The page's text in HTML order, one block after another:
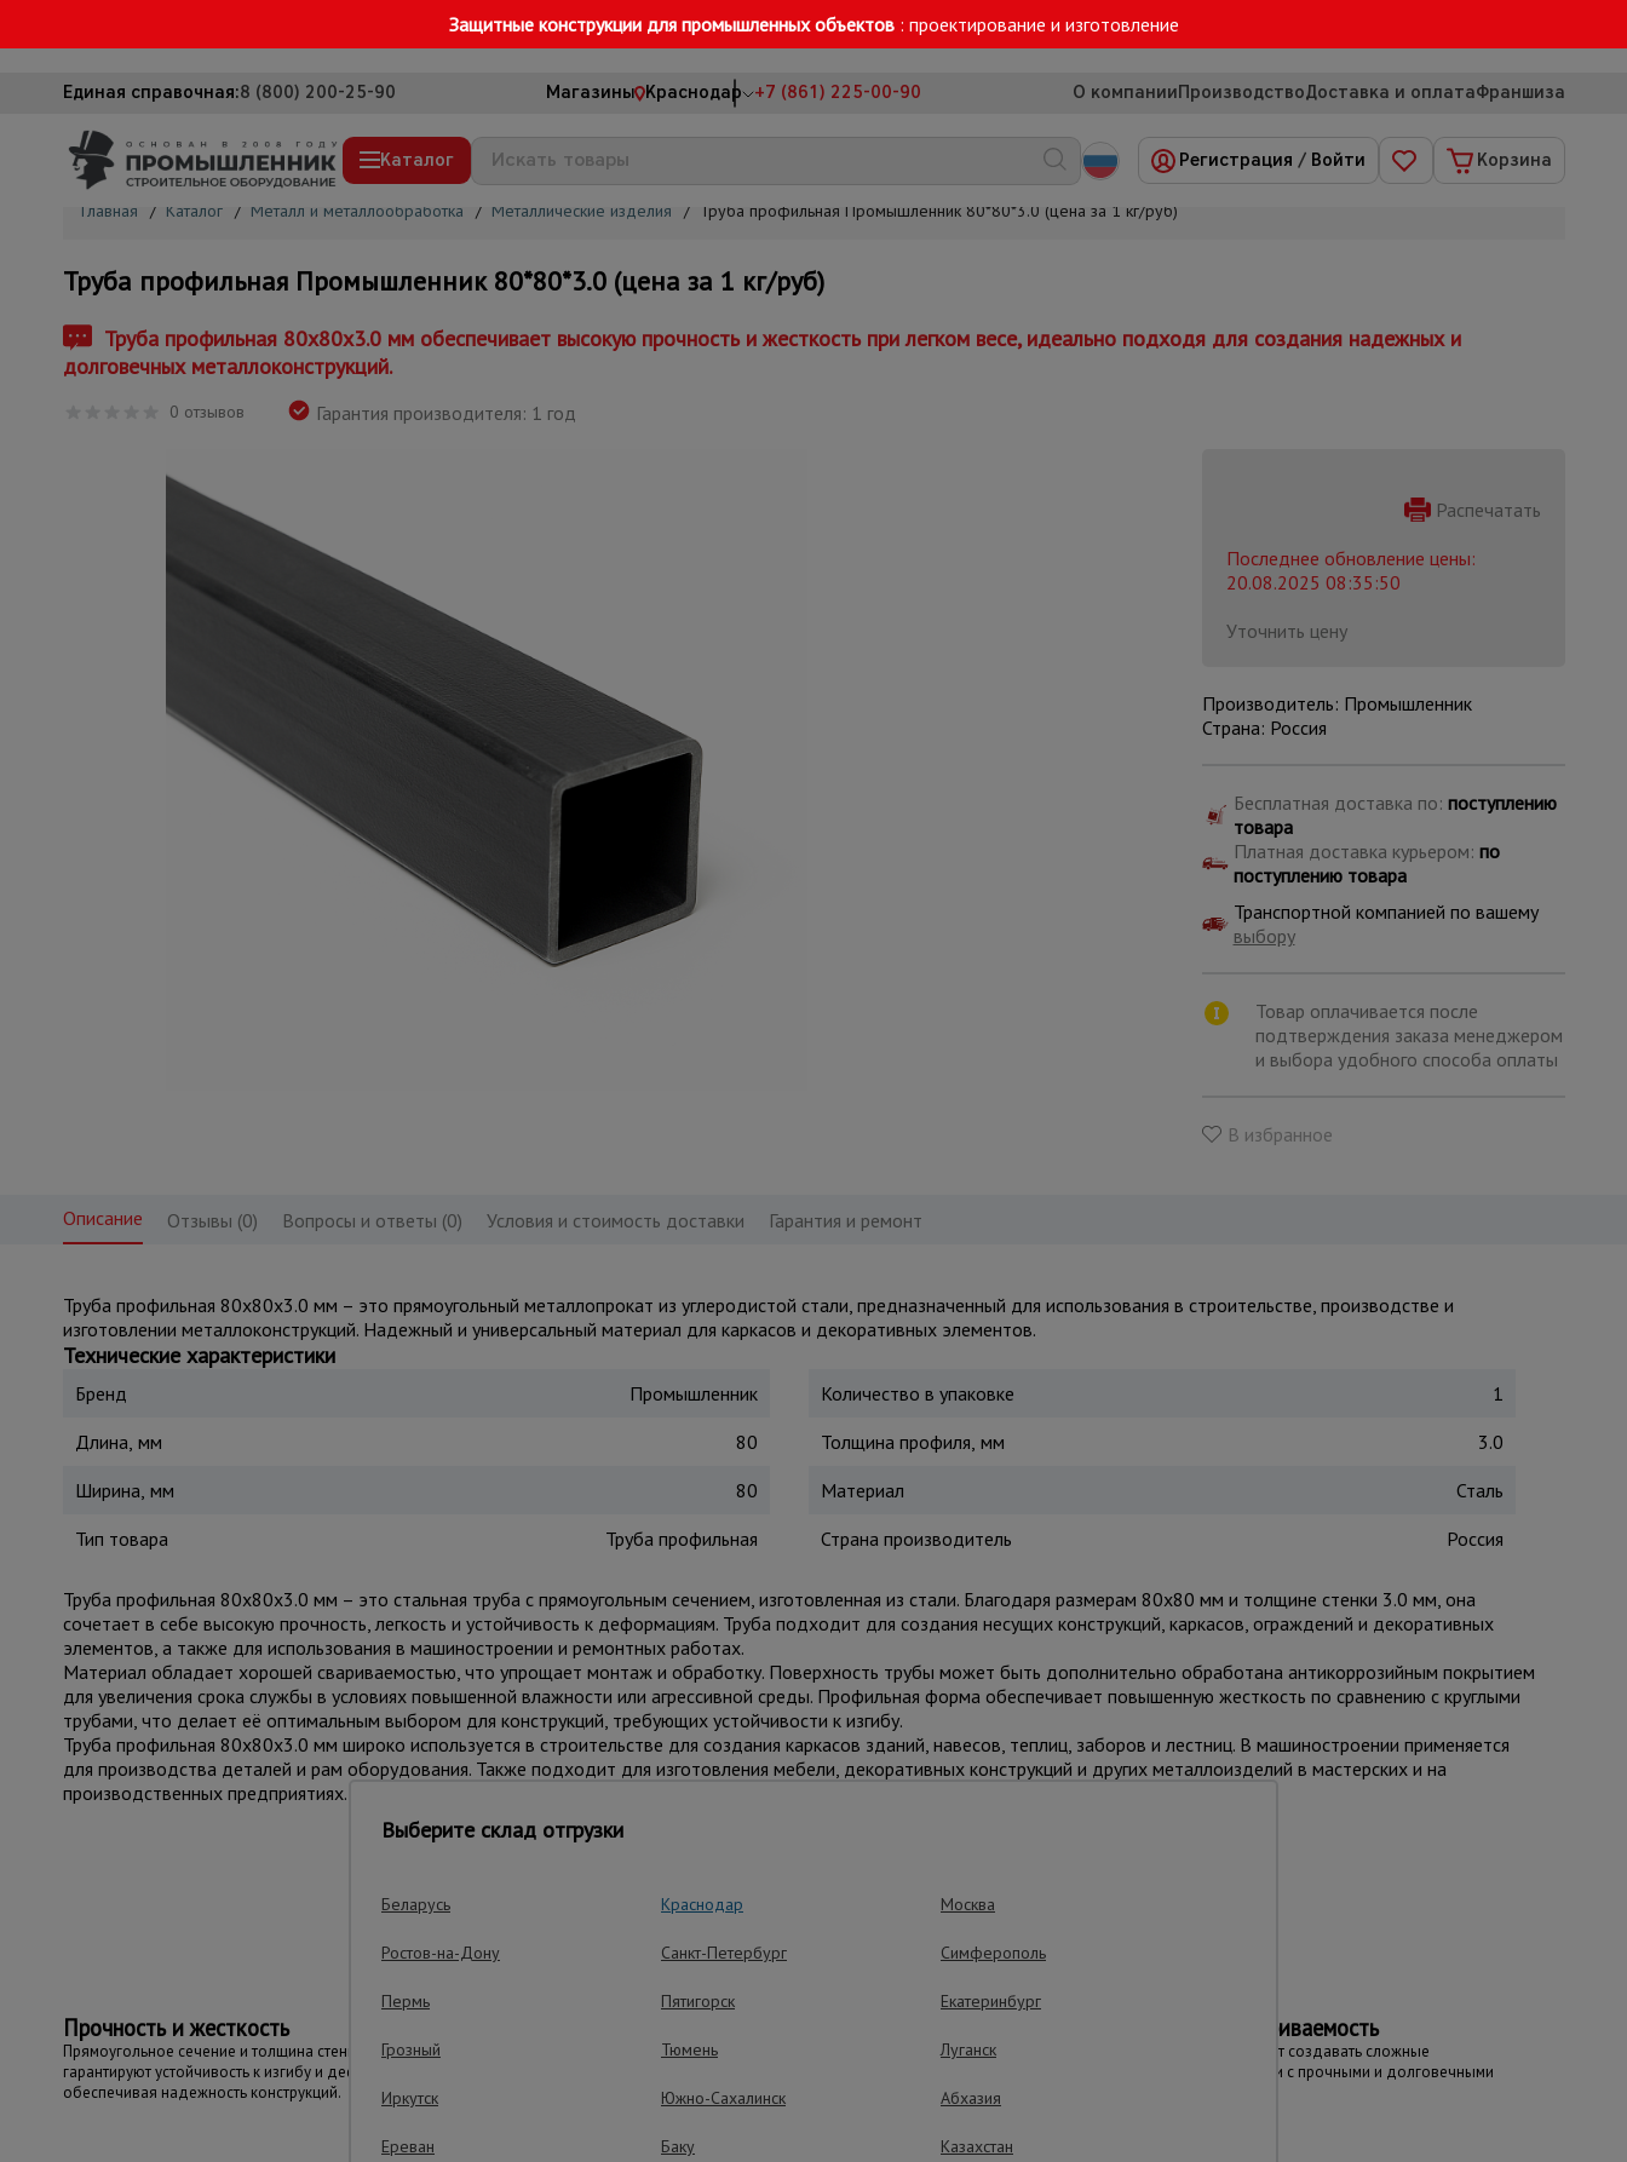
Защитные конструкции для промышленных объектов : проектирование и изготовление
Единая справочная:8 (800) 200-25-90 Магазины Краснодар +7 (861) 225-00-90 О компанииПроизводствоДоставка и оплатаФраншиза
Каталог
Вышки-туры
Подмости строительные
Сетка, тенты, брезенты
Строительные подъемники
Мусоропровод строительный
Фанера ламинированная
Вибротехника для строительства
Оборудование для работы с арматурой
Оборудование для бетонных работ
Техника для склада
Тачки строительные и садовые
Лестницы и стремянки
Штукатурные комплекты
Регистрация / Войти Корзина
Главная / Каталог / Металл и металлообработка / Металлические изделия / Труба профильная Промышленник 80*80*3.0 (цена за 1 кг/руб)
Труба профильная Промышленник 80*80*3.0 (цена за 1 кг/руб)
Труба профильная 80x80x3.0 мм обеспечивает высокую прочность и жесткость при легком весе, идеально подходя для создания надежных и
долговечных металлоконструкций.
0 отзывов Гарантия производителя: 1 год
Распечатать
Последнее обновление цены:
20.08.2025 08:35:50
Уточнить цену
Производитель: Промышленник
Страна: Россия
Бесплатная доставка по: поступлению
товара
Платная доставка курьером: по
поступлению товара
Транспортной компанией по вашему
выбору
Товар оплачивается после
подтверждения заказа менеджером
и выбора удобного способа оплаты
В избранное
Описание Отзывы (0) Вопросы и ответы (0) Условия и стоимость доставки Гарантия и ремонт
Труба профильная 80x80x3.0 мм – это прямоугольный металлопрокат из углеродистой стали, предназначенный для использования в строительстве, производстве и
изготовлении металлоконструкций. Надежный и универсальный материал для каркасов и декоративных элементов.
Технические характеристики
Бренд
Промышленник
Длина, мм
80
Ширина, мм
80
Тип товара
Труба профильная
Количество в упаковке
1
Толщина профиля, мм
3.0
Материал
Сталь
Страна производитель
Россия
Труба профильная 80x80x3.0 мм – это стальная труба с прямоугольным сечением, изготовленная из стали. Благодаря размерам 80x80 мм и толщине стенки 3.0 мм, она
сочетает в себе высокую прочность, легкость и устойчивость к деформациям. Труба подходит для создания несущих конструкций, каркасов, ограждений и декоративных
элементов, а также для использования в машиностроении и ремонтных работах.
Материал обладает хорошей свариваемостью, что упрощает монтаж и обработку. Поверхность трубы может быть дополнительно обработана антикоррозийным покрытием
для увеличения срока службы в условиях повышенной влажности или агрессивной среды. Профильная форма обеспечивает повышенную жесткость по сравнению с круглыми
трубами, что делает её оптимальным выбором для конструкций, требующих устойчивости к изгибу.
Труба профильная 80x80x3.0 мм широко используется в строительстве для создания каркасов зданий, навесов, теплиц, заборов и лестниц. В машиностроении применяется
для производства деталей и рам оборудования. Также подходит для изготовления мебели, декоративных конструкций и других металлоизделий в мастерских и на
производственных предприятиях.
Важные преимущества – эффективная работа
Прочность и жесткость
Прямоугольное сечение и толщина стенки 3.0 мм
гарантируют устойчивость к изгибу и деформациям,
обеспечивая надежность конструкций.
Отличная свариваемость
Материал позволяет создавать сложные
металлоконструкции с прочными и долговечными
Выберите склад отгрузки
Беларусь Краснодар Москва
Ростов-на-Дону Санкт-Петербург Симферополь
Пермь Пятигорск Екатеринбург
Грозный Тюмень Луганск
Иркутск Южно-Сахалинск Абхазия
Ереван Баку Казахстан